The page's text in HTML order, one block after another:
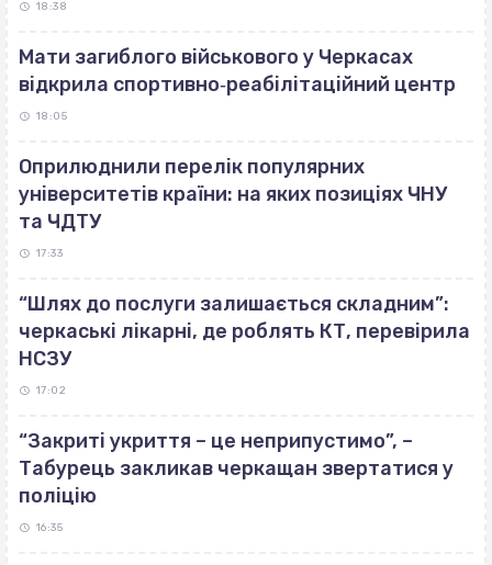
18:38
Мати загиблого військового у Черкасах
відкрила спортивно‐реабілітаційний центр
18:05
Оприлюднили перелік популярних
університетів країни: на яких позиціях ЧНУ
та ЧДТУ
17:33
“Шлях до послуги залишається складним”:
черкаські лікарні, де роблять КТ, перевірила
НСЗУ
17:02
“Закриті укриття – це неприпустимо”, –
Табурець закликав черкащан звертатися у
поліцію
16:35